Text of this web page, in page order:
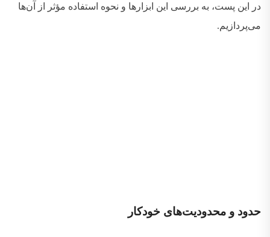
در این پست، به بررسی این ابزارها و نحوه استفاده مؤثر از آن‌ها
می‌پردازیم.
حدود و محدودیت‌های خودکار